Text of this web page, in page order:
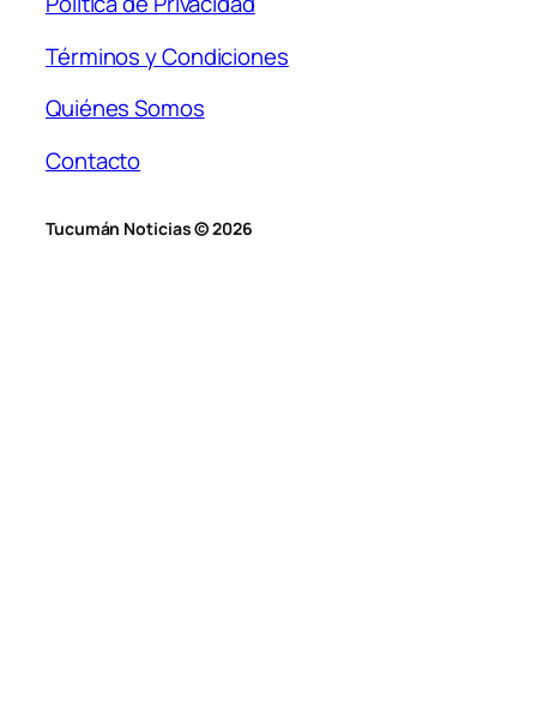
Términos y Condiciones
Quiénes Somos
Contacto
Tucumán Noticias © 2026